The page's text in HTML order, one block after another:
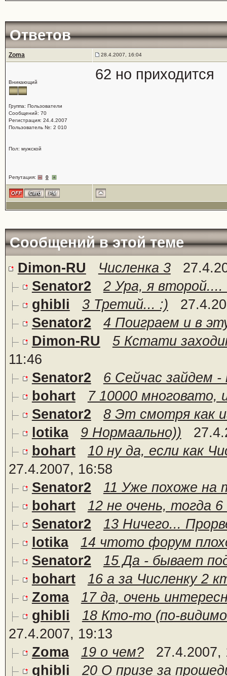
Ответов
Zoma 28.4.2007, 16:04
Вникающий
Группа: Пользователи
Сообщений: 70
Регистрация: 24.4.2007
Пользователь №: 2 010
Пол: мужской
Репутация: 0
62 но приходится
Сообщений в этой теме
Dimon-RU Численка 3
Senator2
2 Ура, я второй....
ghibli
3 Третий... :)
Senator2
4 Поиграем и в
Dimon-RU
5 Кстати
11:46
Senator2
6 Сейчас зайдем
bohart
7 10000 многовато,
Senator2
8 Эт смотря как
lotika
9 Нормаально))
bohart
10 ну да, если как
27.4.2007, 16:58
Senator2
11 Уже похоже на
bohart
12 не очень, тогда 6
Senator2
13 Ничего...
lotika
14 чтото форум
Senator2
15 Да - бывает
bohart
16 а за Численку 2
Zoma
17 да, очень
ghibli
18 Кто-то (по-
27.4.2007, 19:13
Zoma
19 о чем?
27.4.2007,
ghibli
20 О призе за